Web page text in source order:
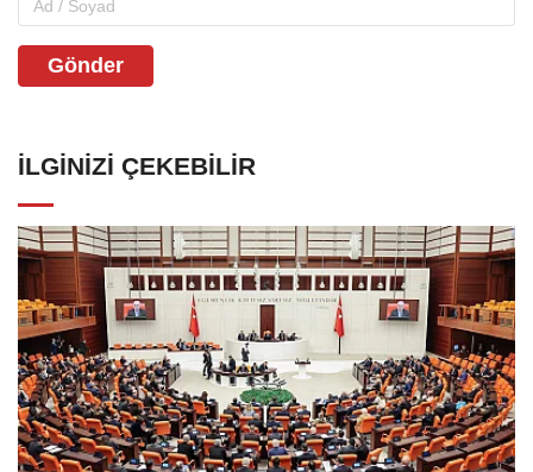
Gönder
İLGINIZI ÇEKEBILIR